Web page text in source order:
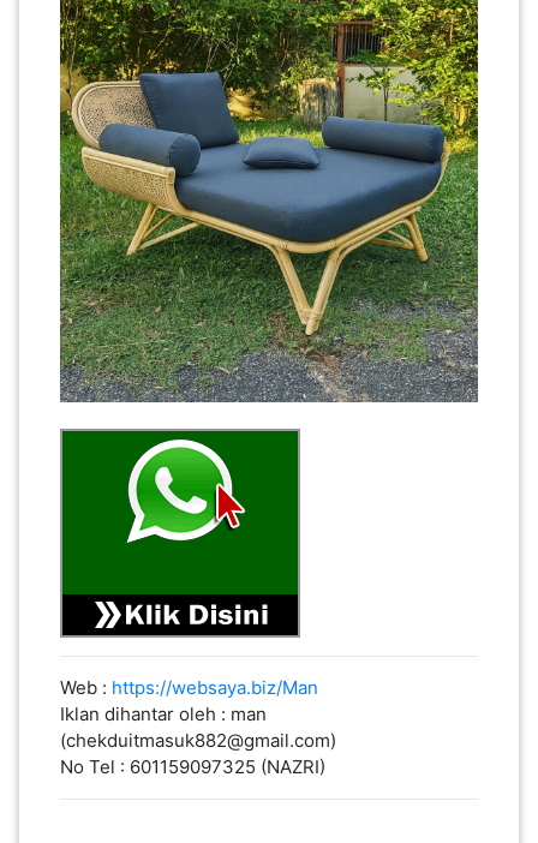
Web : https://websaya.biz/Man
Iklan dihantar oleh : man
(chekduitmasuk882@gmail.com)
No Tel : 601159097325 (NAZRI)